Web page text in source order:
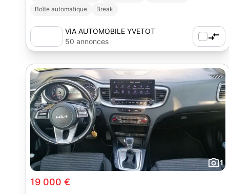
Boîte automatique
Break
VIA AUTOMOBILE YVETOT
50 annonces
1
19 000 €